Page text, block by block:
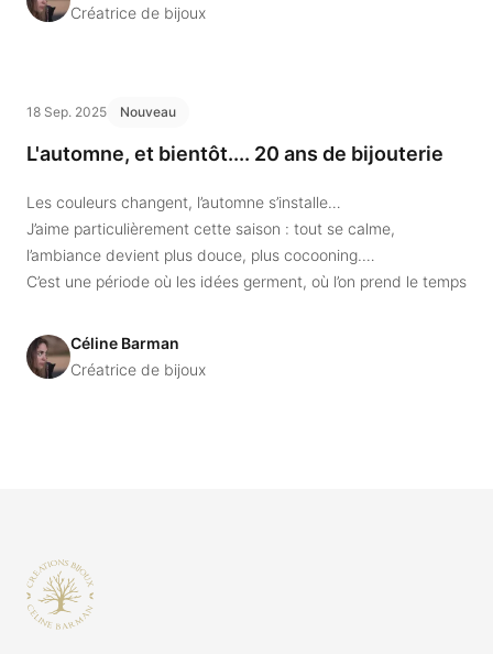
Créatrice de bijoux
18 Sep. 2025 Nouveau
L'automne, et bientôt.... 20 ans de bijouterie
Les couleurs changent, l’automne s’installe…
J’aime particulièrement cette saison : tout se calme,
l’ambiance devient plus douce, plus cocooning.
C’est une période où les idées germent, où l’on prend le temps
Céline Barman
Créatrice de bijoux